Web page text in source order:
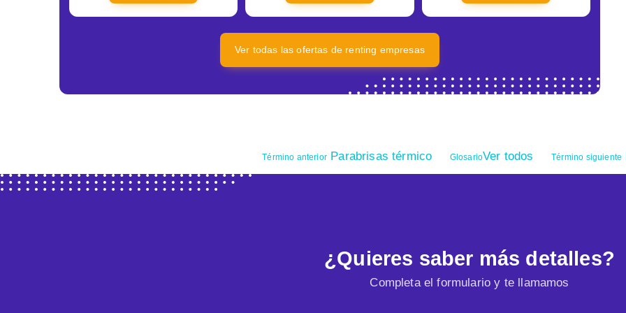
Ver todas las ofertas de renting empresas
Término anterior Parabrisas térmico GlosarioVer todos Término siguiente
¿Quieres saber más detalles?
Completa el formulario y te llamamos